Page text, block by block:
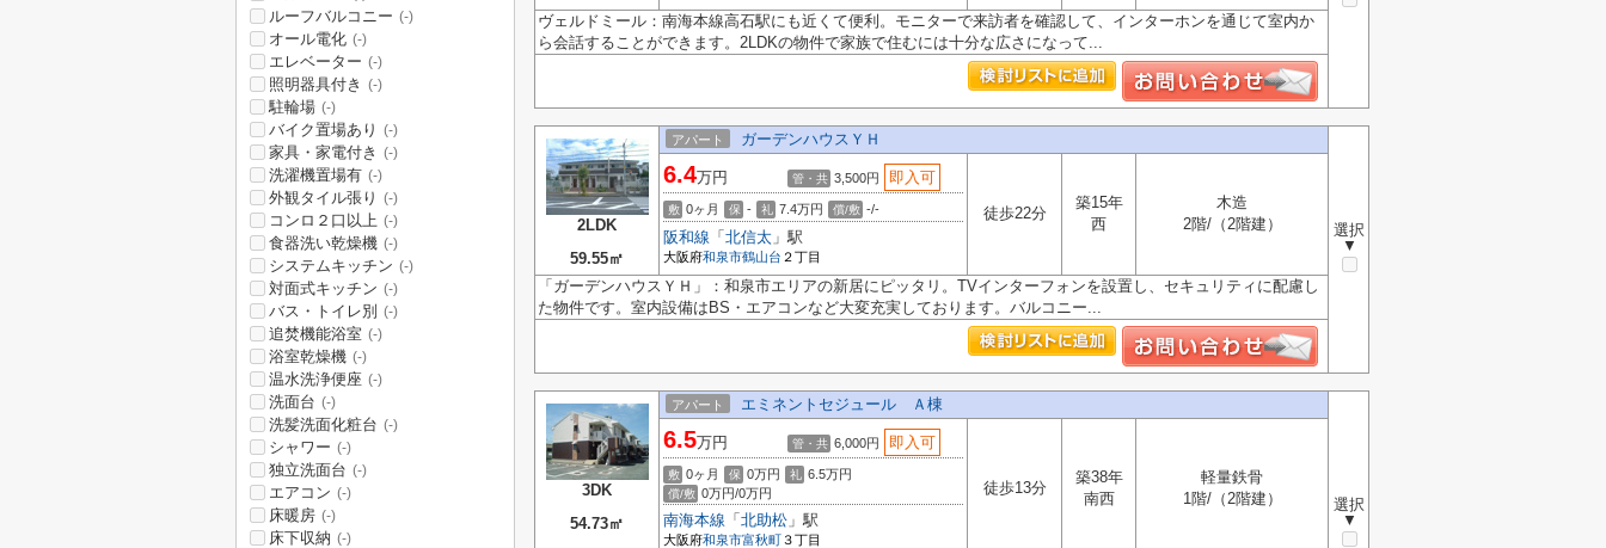
ヴェルドミール：南海本線高石駅にも近くて便利。モニターで来訪者を確認して、インターホンを通じて室内か
ら会話することができます。2LDKの物件で家族で住むには十分な広さになって...
2LDK
59.55㎡
アパート ガーデンハウスＹＨ
選択
▼
6.4万円 管・共 3,500円 即入可
敷 0ヶ月 保 - 礼 7.4万円 償/敷 -/-
阪和線 「 北信太 」駅
大阪府和泉市鶴山台 ２丁目
徒歩22分
築15年
西
木造
2階/（2階建）
「ガーデンハウスＹＨ」：和泉市エリアの新居にピッタリ。TVインターフォンを設置し、セキュリティに配慮し
た物件です。室内設備はBS・エアコンなど大変充実しております。バルコニー...
3DK
54.73㎡
アパート エミネントセジュール Ａ棟
選択
▼
6.5万円 管・共 6,000円 即入可
敷 0ヶ月 保 0万円 礼 6.5万円
償/敷 0万円/0万円
南海本線 「 北助松 」駅
大阪府和泉市富秋町３丁目
徒歩13分
築38年
南西
軽量鉄骨
1階/（2階建）
ルーフバルコニー (-)
オール電化 (-)
エレベーター (-)
照明器具付き (-)
駐輪場 (-)
バイク置場あり (-)
家具・家電付き (-)
洗濯機置場有 (-)
外観タイル張り (-)
コンロ２口以上 (-)
食器洗い乾燥機 (-)
システムキッチン (-)
対面式キッチン (-)
バス・トイレ別 (-)
追焚機能浴室 (-)
浴室乾燥機 (-)
温水洗浄便座 (-)
洗面台 (-)
洗髪洗面化粧台 (-)
シャワー (-)
独立洗面台 (-)
エアコン (-)
床暖房 (-)
床下収納 (-)